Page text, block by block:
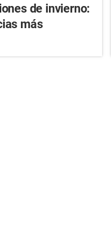
de invierno:
más